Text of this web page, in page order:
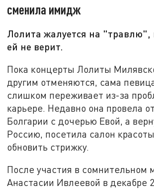
сменила имидж
Лолита жалуется на "травлю",
ей не верит.
Пока концерты Лолиты
другим отменяются, сама
слишком переживает из-за
карьере. Недавно она провела
Болгарии с дочерью Евой, а
Россию, посетила салон
обновить стрижку.
После участия в сомнительном
Анастасии Ивлеевой в декабре